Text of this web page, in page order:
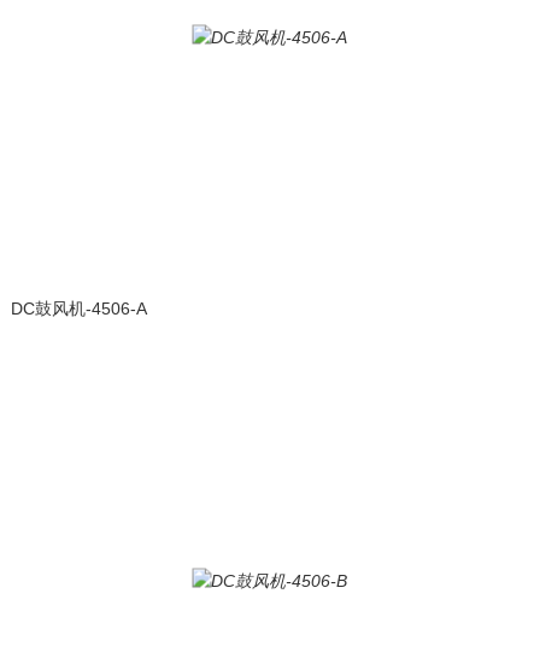
DC鼓风机-4506-A